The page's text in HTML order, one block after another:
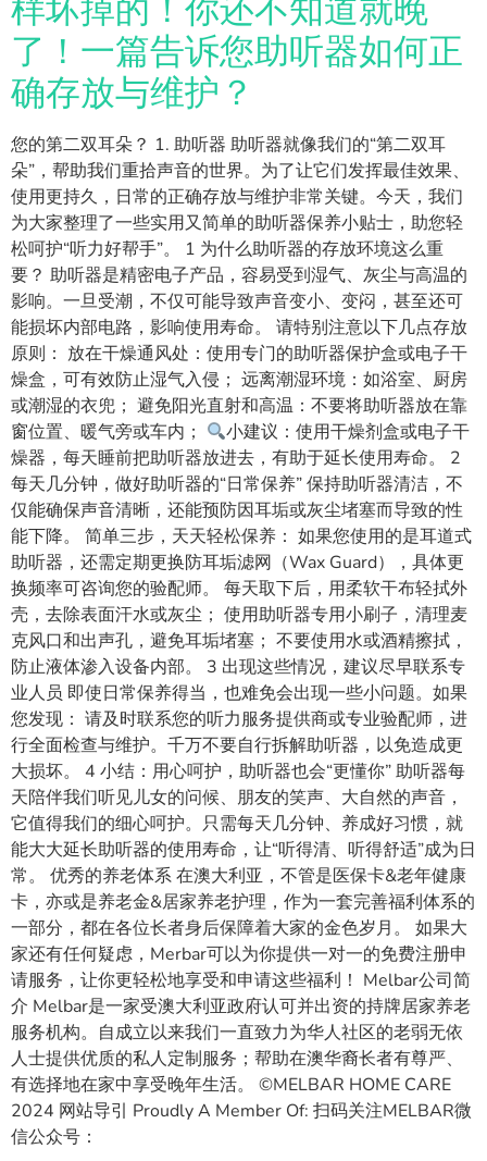
样坏掉的！你还不知道就晚
了！一篇告诉您助听器如何正
确存放与维护？
您的第二双耳朵？ 1. 助听器 助听器就像我们的“第二双耳
朵”，帮助我们重拾声音的世界。为了让它们发挥最佳效果、
使用更持久，日常的正确存放与维护非常关键。今天，我们
为大家整理了一些实用又简单的助听器保养小贴士，助您轻
松呵护“听力好帮手”。 1 为什么助听器的存放环境这么重
要？ 助听器是精密电子产品，容易受到湿气、灰尘与高温的
影响。一旦受潮，不仅可能导致声音变小、变闷，甚至还可
能损坏内部电路，影响使用寿命。 请特别注意以下几点存放
原则： 放在干燥通风处：使用专门的助听器保护盒或电子干
燥盒，可有效防止湿气入侵； 远离潮湿环境：如浴室、厨房
或潮湿的衣兜； 避免阳光直射和高温：不要将助听器放在靠
窗位置、暖气旁或车内；
小建议：使用干燥剂盒或电子干
燥器，每天睡前把助听器放进去，有助于延长使用寿命。 2
每天几分钟，做好助听器的“日常保养” 保持助听器清洁，不
仅能确保声音清晰，还能预防因耳垢或灰尘堵塞而导致的性
能下降。 简单三步，天天轻松保养： 如果您使用的是耳道式
助听器，还需定期更换防耳垢滤网（Wax Guard），具体更
换频率可咨询您的验配师。 每天取下后，用柔软干布轻拭外
壳，去除表面汗水或灰尘； 使用助听器专用小刷子，清理麦
克风口和出声孔，避免耳垢堵塞； 不要使用水或酒精擦拭，
防止液体渗入设备内部。 3 出现这些情况，建议尽早联系专
业人员 即使日常保养得当，也难免会出现一些小问题。如果
您发现： 请及时联系您的听力服务提供商或专业验配师，进
行全面检查与维护。千万不要自行拆解助听器，以免造成更
大损坏。 4 小结：用心呵护，助听器也会“更懂你” 助听器每
天陪伴我们听见儿女的问候、朋友的笑声、大自然的声音，
它值得我们的细心呵护。只需每天几分钟、养成好习惯，就
能大大延长助听器的使用寿命，让“听得清、听得舒适”成为日
常。 优秀的养老体系 在澳大利亚，不管是医保卡&老年健康
卡，亦或是养老金&居家养老护理，作为一套完善福利体系的
一部分，都在各位长者身后保障着大家的金色岁月。 如果大
家还有任何疑虑，Merbar可以为你提供一对一的免费注册申
请服务，让你更轻松地享受和申请这些福利！ Melbar公司简
介 Melbar是一家受澳大利亚政府认可并出资的持牌居家养老
服务机构。自成立以来我们一直致力为华人社区的老弱无依
人士提供优质的私人定制服务；帮助在澳华裔长者有尊严、
有选择地在家中享受晚年生活。 ©MELBAR HOME CARE
2024 网站导引 Proudly A Member Of: 扫码关注MELBAR微
信公众号：